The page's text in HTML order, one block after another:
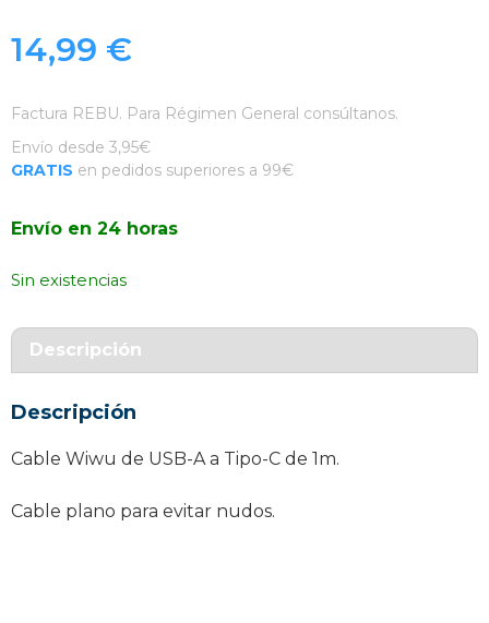
14,99 €
Factura REBU. Para Régimen General consúltanos.
Envío desde 3,95€
GRATIS en pedidos superiores a 99€
Envío en 24 horas
Sin existencias
Descripción
Descripción
Cable Wiwu de USB-A a Tipo-C de 1m.
Cable plano para evitar nudos.